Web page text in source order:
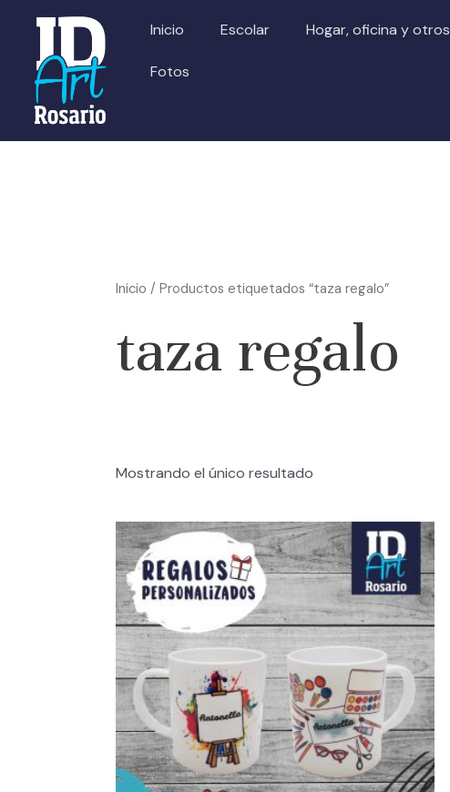
contenido
Inicio Escolar Hogar, oficina y otros
Fotos
Inicio / Productos etiquetados “taza regalo”
taza regalo
Mostrando el único resultado